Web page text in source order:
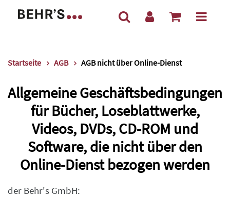
Startseite AGB AGB nicht über Online-Dienst
Allgemeine Geschäftsbedingungen
für Bücher, Loseblattwerke,
Videos, DVDs, CD-ROM und
Software, die nicht über den
Online-Dienst bezogen werden
der Behr's GmbH: